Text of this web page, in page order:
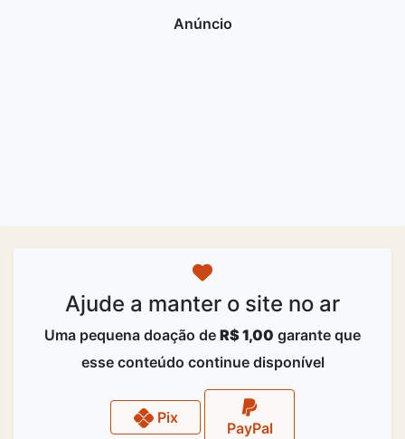
Ajude a manter o site no ar
Uma pequena doação de R$ 1,00 garante que
esse conteúdo continue disponível
Pix
PayPal